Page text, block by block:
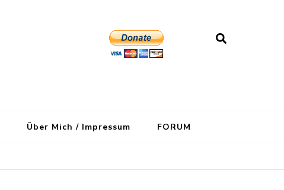
Über Mich / Impressum FORUM